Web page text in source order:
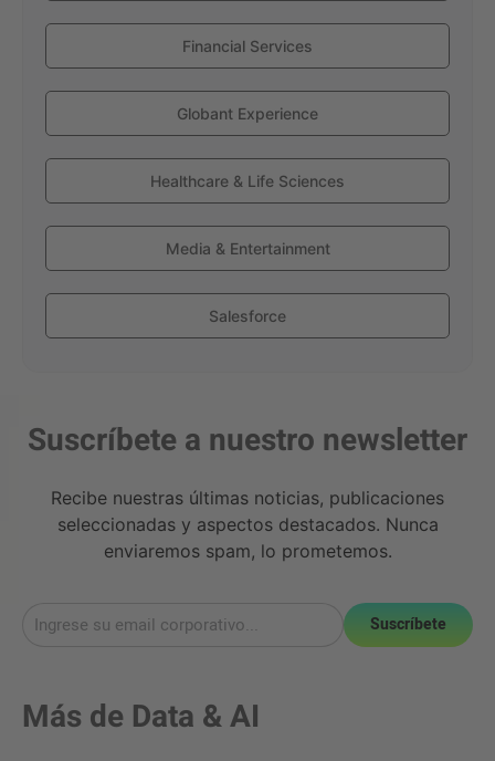
Financial Services
Globant Experience
Healthcare & Life Sciences
Media & Entertainment
Salesforce
Suscríbete a nuestro newsletter
Recibe nuestras últimas noticias, publicaciones
seleccionadas y aspectos destacados. Nunca
enviaremos spam, lo prometemos.
Suscríbete
Más de Data & AI